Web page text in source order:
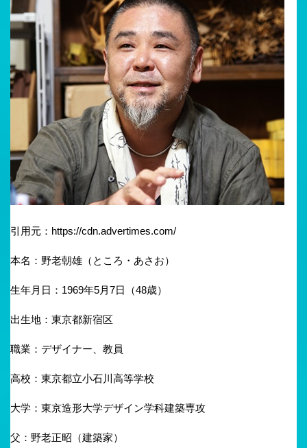
引用元：https://cdn.advertimes.com/
本名：野老朝雄（ところ・あさお）
生年月日：1969年5月7日（48歳）
出生地：東京都新宿区
職業：デザイナー、教員
高校：東京都立小石川高等学校
大学：東京造形大学デザイン学科建築専攻
父：野老正昭（建築家）